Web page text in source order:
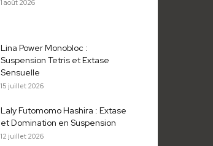
1 août 2026
Lina Power Monobloc :
Suspension Tetris et Extase
Sensuelle
15 juillet 2026
Laly Futomomo Hashira : Extase
et Domination en Suspension
12 juillet 2026